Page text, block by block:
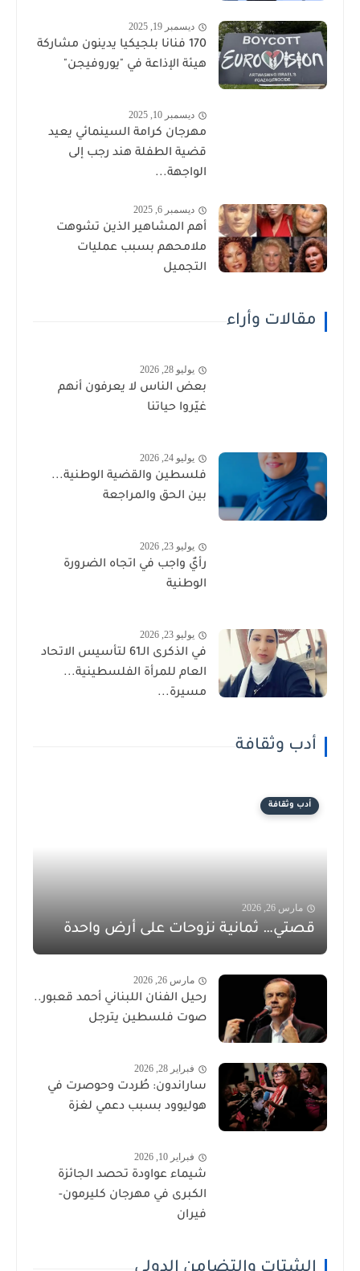
ديسمبر 19, 2025
170 فنانا بلجيكيا يدينون مشاركة
هيئة الإذاعة في "يوروفيجن"
ديسمبر 10, 2025
مهرجان كرامة السينمائي يعيد
قضية الطفلة هند رجب إلى
الواجهة...
ديسمبر 6, 2025
أهم المشاهير الذين تشوهت
ملامحهم بسبب عمليات
التجميل
مقالات وأراء
يوليو 28, 2026
بعض الناس لا يعرفون أنهم
غيّروا حياتنا
يوليو 24, 2026
فلسطين والقضية الوطنية...
بين الحق والمراجعة
يوليو 23, 2026
رأيٌ واجب في اتجاه الضرورة
الوطنية
يوليو 23, 2026
في الذكرى الـ61 لتأسيس الاتحاد
العام للمرأة الفلسطينية...
مسيرة...
أدب وثقافة
أدب وثقافة
مارس 26, 2026
قصتي… ثمانية نزوحات على أرض واحدة
مارس 26, 2026
رحيل الفنان اللبناني أحمد قعبور..
صوت فلسطين يترجل
فبراير 28, 2026
ساراندون: طُردت وحوصرت في
هوليوود بسبب دعمي لغزة
فبراير 10, 2026
شيماء عواودة تحصد الجائزة
الكبرى في مهرجان كليرمون-
فيران